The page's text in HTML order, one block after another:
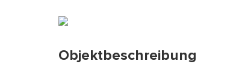
Objektbeschreibung